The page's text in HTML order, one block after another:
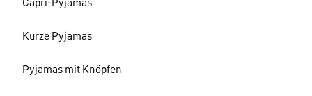
Capri-Pyjamas
Kurze Pyjamas
Pyjamas mit Knöpfen